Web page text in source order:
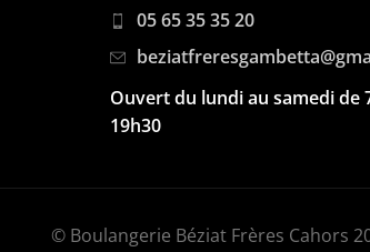
05 65 35 35 20
Ouvert du lundi au samedi de
19h30
© Boulangerie Béziat Frères Cahors